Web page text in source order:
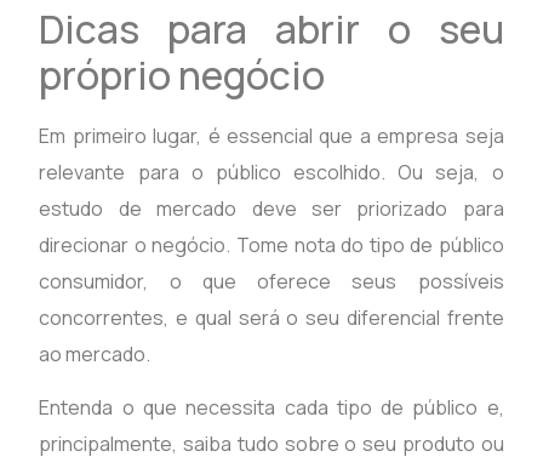
Dicas para abrir o seu
próprio negócio
Em primeiro lugar, é essencial que a empresa seja
relevante para o público escolhido. Ou seja, o
estudo de mercado deve ser priorizado para
direcionar o negócio. Tome nota do tipo de público
consumidor, o que oferece seus possíveis
concorrentes, e qual será o seu diferencial frente
ao mercado.
Entenda o que necessita cada tipo de público e,
principalmente, saiba tudo sobre o seu produto ou